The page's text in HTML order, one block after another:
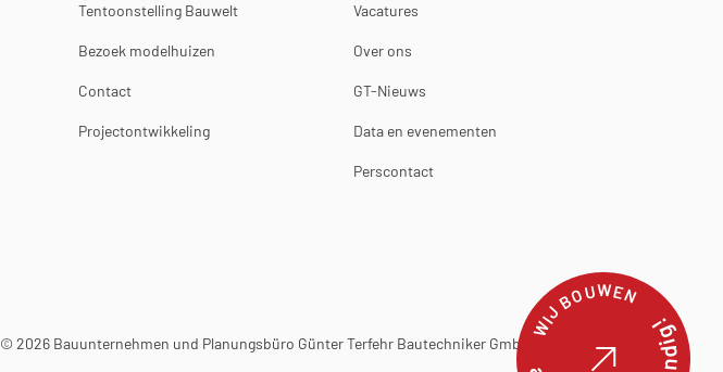
Tentoonstelling Bauwelt
Bezoek modelhuizen
Contact
Projectontwikkeling
Vacatures
Over ons
GT-Nieuws
Data en evenementen
Perscontact
© 2026 Bauunternehmen und Planungsbüro Günter Terfehr Bautechniker GmbH & Co. KG
WIJ BOUWEN